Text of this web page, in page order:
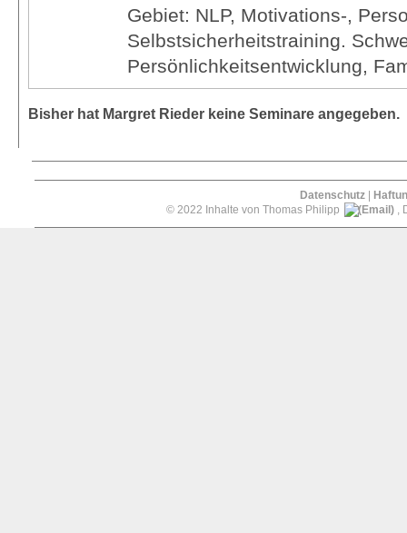
Gebiet: NLP, Motivations-,
Selbstsicherheitstraining.
Persönlichkeitsentwicklung,
Bisher hat Margret Rieder keine Seminare angegeben.
Datenschutz |
© 2022 Inhalte von Thomas Philipp
,